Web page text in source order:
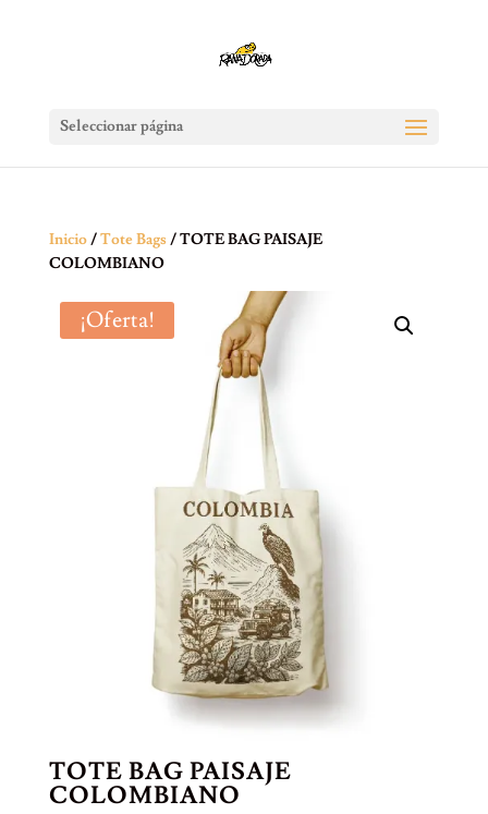
Seleccionar página
Inicio/Tote Bags/ TOTE BAG PAISAJE
COLOMBIANO
¡Oferta!
TOTE BAG PAISAJE
COLOMBIANO